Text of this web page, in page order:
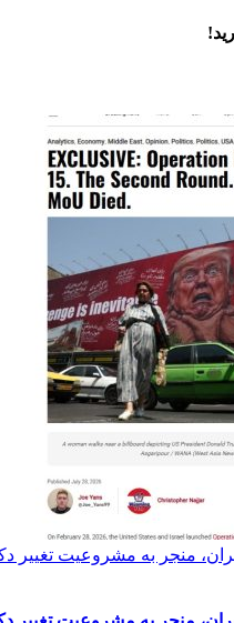
منجر به مشروعیت تغییر